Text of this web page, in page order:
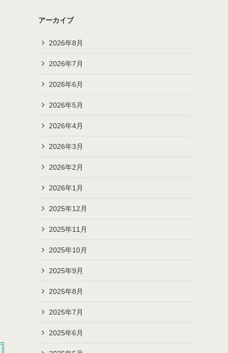
アーカイブ
2026年8月
2026年7月
2026年6月
2026年5月
2026年4月
2026年3月
2026年2月
2026年1月
2025年12月
2025年11月
2025年10月
2025年9月
2025年8月
2025年7月
2025年6月